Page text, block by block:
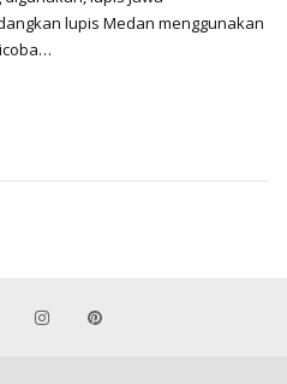
lupis Medan menggunakan